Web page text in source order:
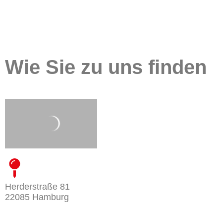
Wie Sie zu uns finden
Herderstraße 81
22085 Hamburg